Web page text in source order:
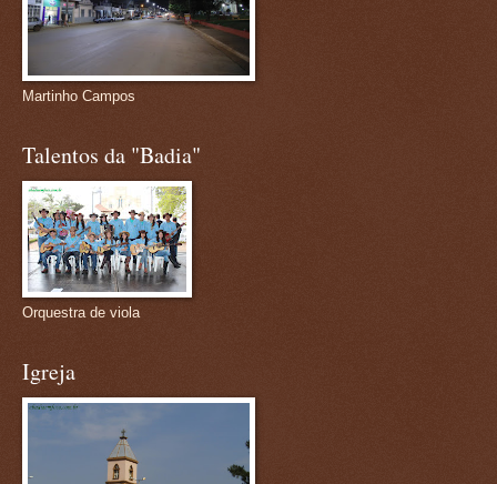
Martinho Campos
Talentos da "Badia"
Orquestra de viola
Igreja